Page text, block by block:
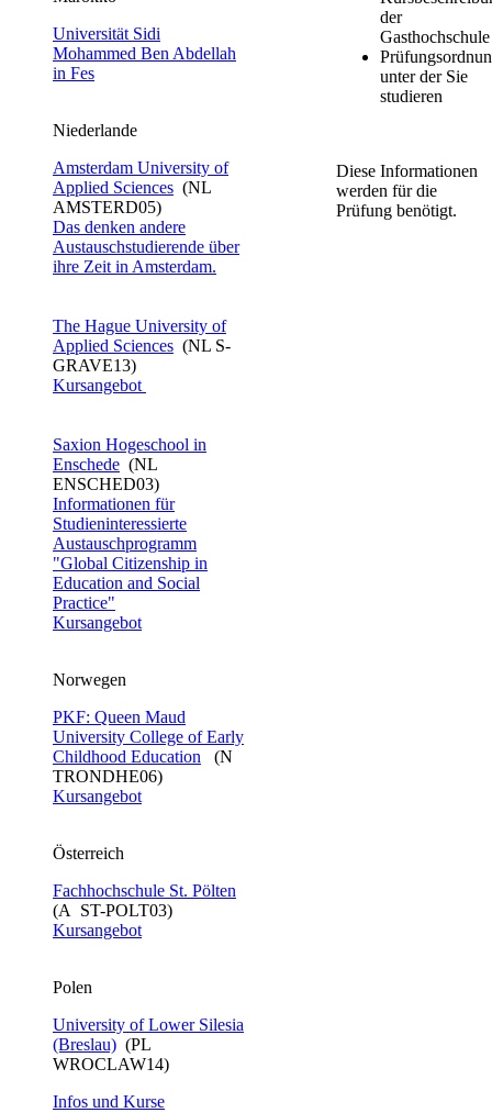
Universität Sidi
Mohammed Ben Abdellah
in Fes​
Niederlande​​​​
Amst​erdam University​ of
Applied Sciences (NL
AMSTERD05)
Das denken andere
Austauschstudierende über
ihre Zeit in Amsterdam.
The Hague University of
Applied Sciences (NL S-
GRAVE13)
Kursangebot​
Saxion Hogeschool in
Enschede (NL
ENSCHED03)
Informationen für
Studieninteressierte
Austauschprogramm
"Global Citizenship in
Education and Social
Practice"
Kursangebot
Norwegen
PKF: Queen Maud
University College of Early
Childhood Education (N
TRONDHE06)
Kursangebot
Österreich
Fachhochschule St. Pölten
(A ST-POLT03)
Kursangebot
​Polen
University of Lower Silesia
(Breslau) (PL
WROCLAW14)
Infos und Kurse
der
unter der Sie
studieren
Diese Informationen
werden für die
Prüfung benötigt.